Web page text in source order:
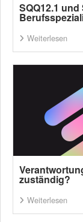
SQQ12.1
Weiterlesen
zuständig?
Weiterlesen